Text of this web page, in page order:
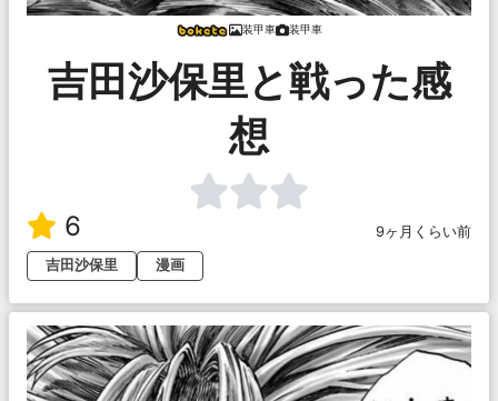
装甲車 装甲車
吉田沙保里と戦った感
想
6
9ヶ月くらい前
吉田沙保里
漫画